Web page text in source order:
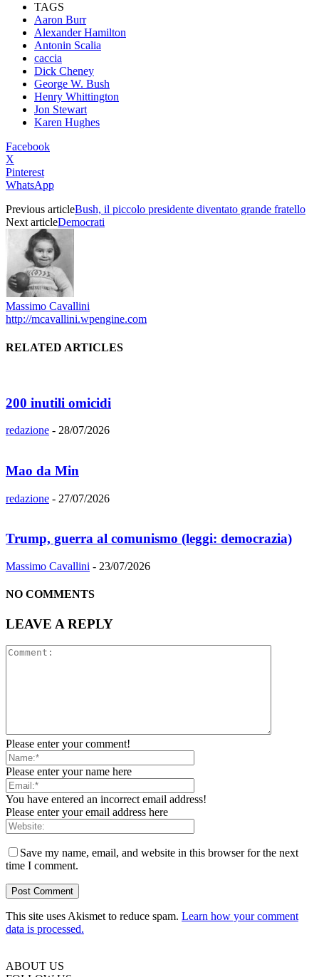
TAGS
Aaron Burr
Alexander Hamilton
Antonin Scalia
caccia
Dick Cheney
George W. Bush
Henry Whittington
Jon Stewart
Karen Hughes
Facebook
X
Pinterest
WhatsApp
Previous articleBush, il piccolo presidente diventato grande fratello
Next articleDemocrati
Massimo Cavallini
http://mcavallini.wpengine.com
RELATED ARTICLES
200 inutili omicidi
redazione - 28/07/2026
Mao da Min
redazione - 27/07/2026
Trump, guerra al comunismo (leggi: democrazia)
Massimo Cavallini - 23/07/2026
NO COMMENTS
LEAVE A REPLY
Please enter your comment!
Please enter your name here
You have entered an incorrect email address!
Please enter your email address here
Save my name, email, and website in this browser for the next
time I comment.
This site uses Akismet to reduce spam. Learn how your comment
data is processed.
ABOUT US